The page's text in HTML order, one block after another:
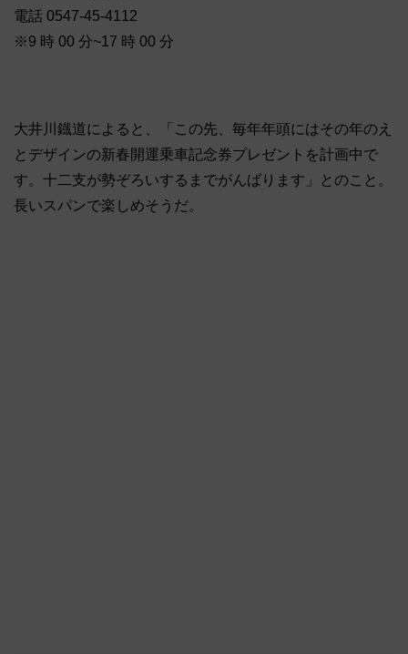
電話 0547-45-4112
※9 時 00 分~17 時 00 分
大井川鐡道によると、「この先、毎年年頭にはその年のえ
とデザインの新春開運乗車記念券プレゼントを計画中で
す。十二支が勢ぞろいするまでがんばります」とのこと。
長いスパンで楽しめそうだ。